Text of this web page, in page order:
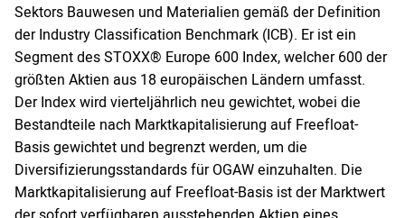
Sektors Bauwesen und Materialien gemäß der Definition
der Industry Classification Benchmark (ICB). Er ist ein
Segment des STOXX® Europe 600 Index, welcher 600 der
größten Aktien aus 18 europäischen Ländern umfasst.
Der Index wird vierteljährlich neu gewichtet, wobei die
Bestandteile nach Marktkapitalisierung auf Freefloat-
Basis gewichtet und begrenzt werden, um die
Diversifizierungsstandards für OGAW einzuhalten. Die
Marktkapitalisierung auf Freefloat-Basis ist der Marktwert